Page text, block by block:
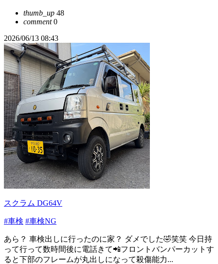
thumb_up 48
comment0
2026/06/13 08:43
スクラム DG64V
#車検 #車検NG
あら？ 車検出しに行ったのに家？ ダメでした🤣笑笑 今日持
って行って数時間後に電話きて📲フロントバンパーカットす
ると下部のフレームが丸出しになって殺傷能力...